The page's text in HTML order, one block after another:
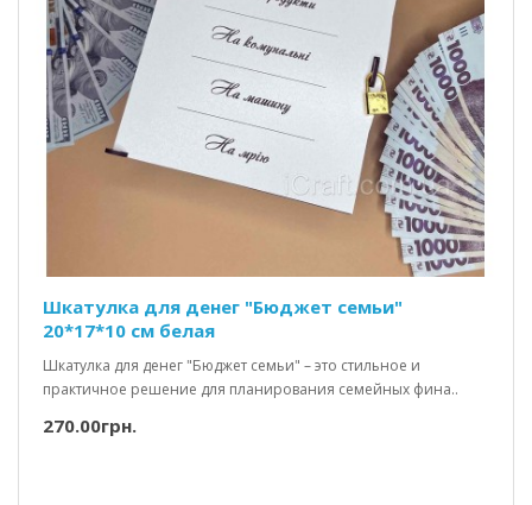
Шкатулка для денег "Бюджет семьи"
20*17*10 см белая
Шкатулка для денег "Бюджет семьи" – это стильное и
практичное решение для планирования семейных фина..
270.00грн.